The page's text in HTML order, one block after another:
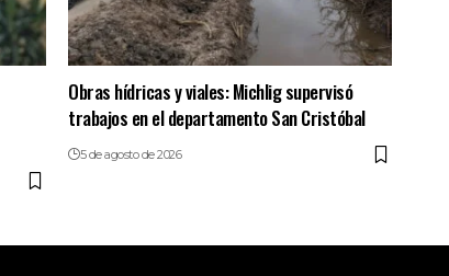
Obras hídricas y viales: Michlig supervisó
trabajos en el departamento San Cristóbal
5 de agosto de 2026